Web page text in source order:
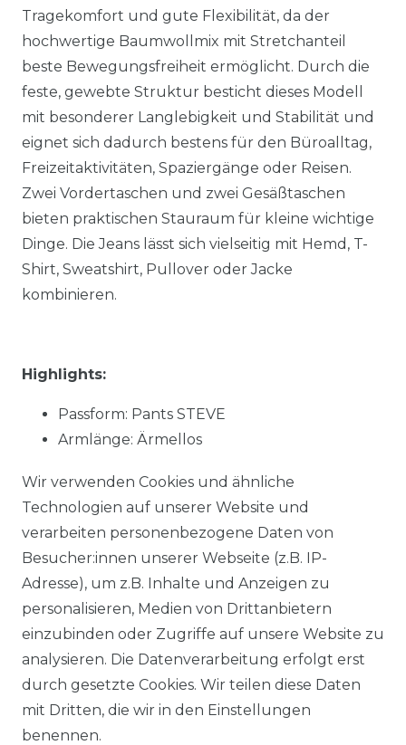
Tragekomfort und gute Flexibilität, da der
hochwertige Baumwollmix mit Stretchanteil
beste Bewegungsfreiheit ermöglicht. Durch die
feste, gewebte Struktur besticht dieses Modell
mit besonderer Langlebigkeit und Stabilität und
eignet sich dadurch bestens für den Büroalltag,
Freizeitaktivitäten, Spaziergänge oder Reisen.
Zwei Vordertaschen und zwei Gesäßtaschen
bieten praktischen Stauraum für kleine wichtige
Dinge. Die Jeans lässt sich vielseitig mit Hemd, T-
Shirt, Sweatshirt, Pullover oder Jacke
kombinieren.
Highlights:
Passform: Pants STEVE
Armlänge: Ärmellos
Material:91 % Baumwolle, 7 % Polyester, 2 %
Elasthan
Stoffart: gewebt
NOS: Ja
91 % Baumwolle, 7 % Polyester, 2 %
Elasthan
Wir verwenden Cookies und ähnliche
Technologien auf unserer Website und
verarbeiten personenbezogene Daten von
Besucher:innen unserer Webseite (z.B. IP-
Adresse), um z.B. Inhalte und Anzeigen zu
personalisieren, Medien von Drittanbietern
einzubinden oder Zugriffe auf unsere Website zu
analysieren. Die Datenverarbeitung erfolgt erst
durch gesetzte Cookies. Wir teilen diese Daten
mit Dritten, die wir in den Einstellungen
benennen.